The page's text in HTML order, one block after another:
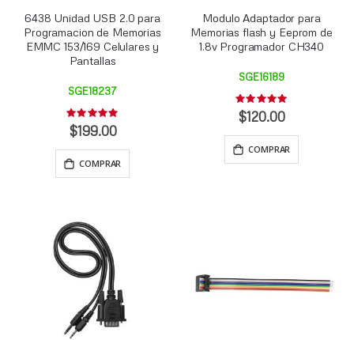
6438 Unidad USB 2.0 para
Programacion de Memorias
EMMC 153/169 Celulares y
Pantallas
SGE18237
Rating:
0%
$199.00
COMPRAR
Modulo Adaptador para
Memorias flash y Eeprom de
1.8v Programador CH340
SGE16189
Rating:
0%
$120.00
COMPRAR